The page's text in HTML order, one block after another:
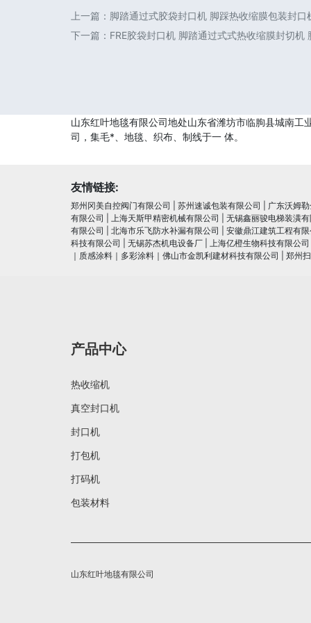
上一篇： 脚踏通过式胶袋封口机 脚踩热收缩膜包装封口
下一篇： FRE胶袋封口机 脚踏通过式式热收缩膜封切机
山东红叶地毯有限公司地处山东省潍坊市临朐县城南
司，集毛*、地毯、织布、制线于一 体。
友情链接:
郑州冈美自控阀门有限公司 苏州速诚包装有限公司
广东沃姆
有限公司
上海天斯甲精密机械有限公司
无锡鑫丽骏电梯装潢
有限公司
北海市乐飞防水补漏有限公司
安徽鼎江建筑工程有
科技有限公司
无锡苏杰机电设备厂 上海亿橙生物科技有限公司
｜质感涂料｜多彩涂料｜佛山市金凯利建材科技有限公司
郑州
产品中心
热收缩机
真空封口机
封口机
打包机
打码机
包装材料
山东红叶地毯有限公司